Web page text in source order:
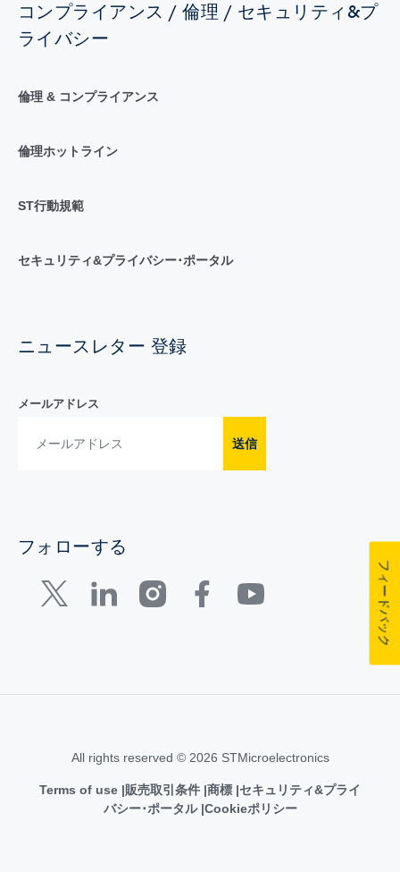
コンプライアンス / 倫理 / セキュリティ&プ
ライバシー
倫理 & コンプライアンス
倫理ホットライン
ST行動規範
セキュリティ&プライバシー･ポータル
ニュースレター 登録
メールアドレス
送信
フォローする
All rights reserved © 2026 STMicroelectronics
Terms of use 販売取引条件 商標 セキュリティ&プライ
バシー･ポータル Cookieポリシー
フィードバック